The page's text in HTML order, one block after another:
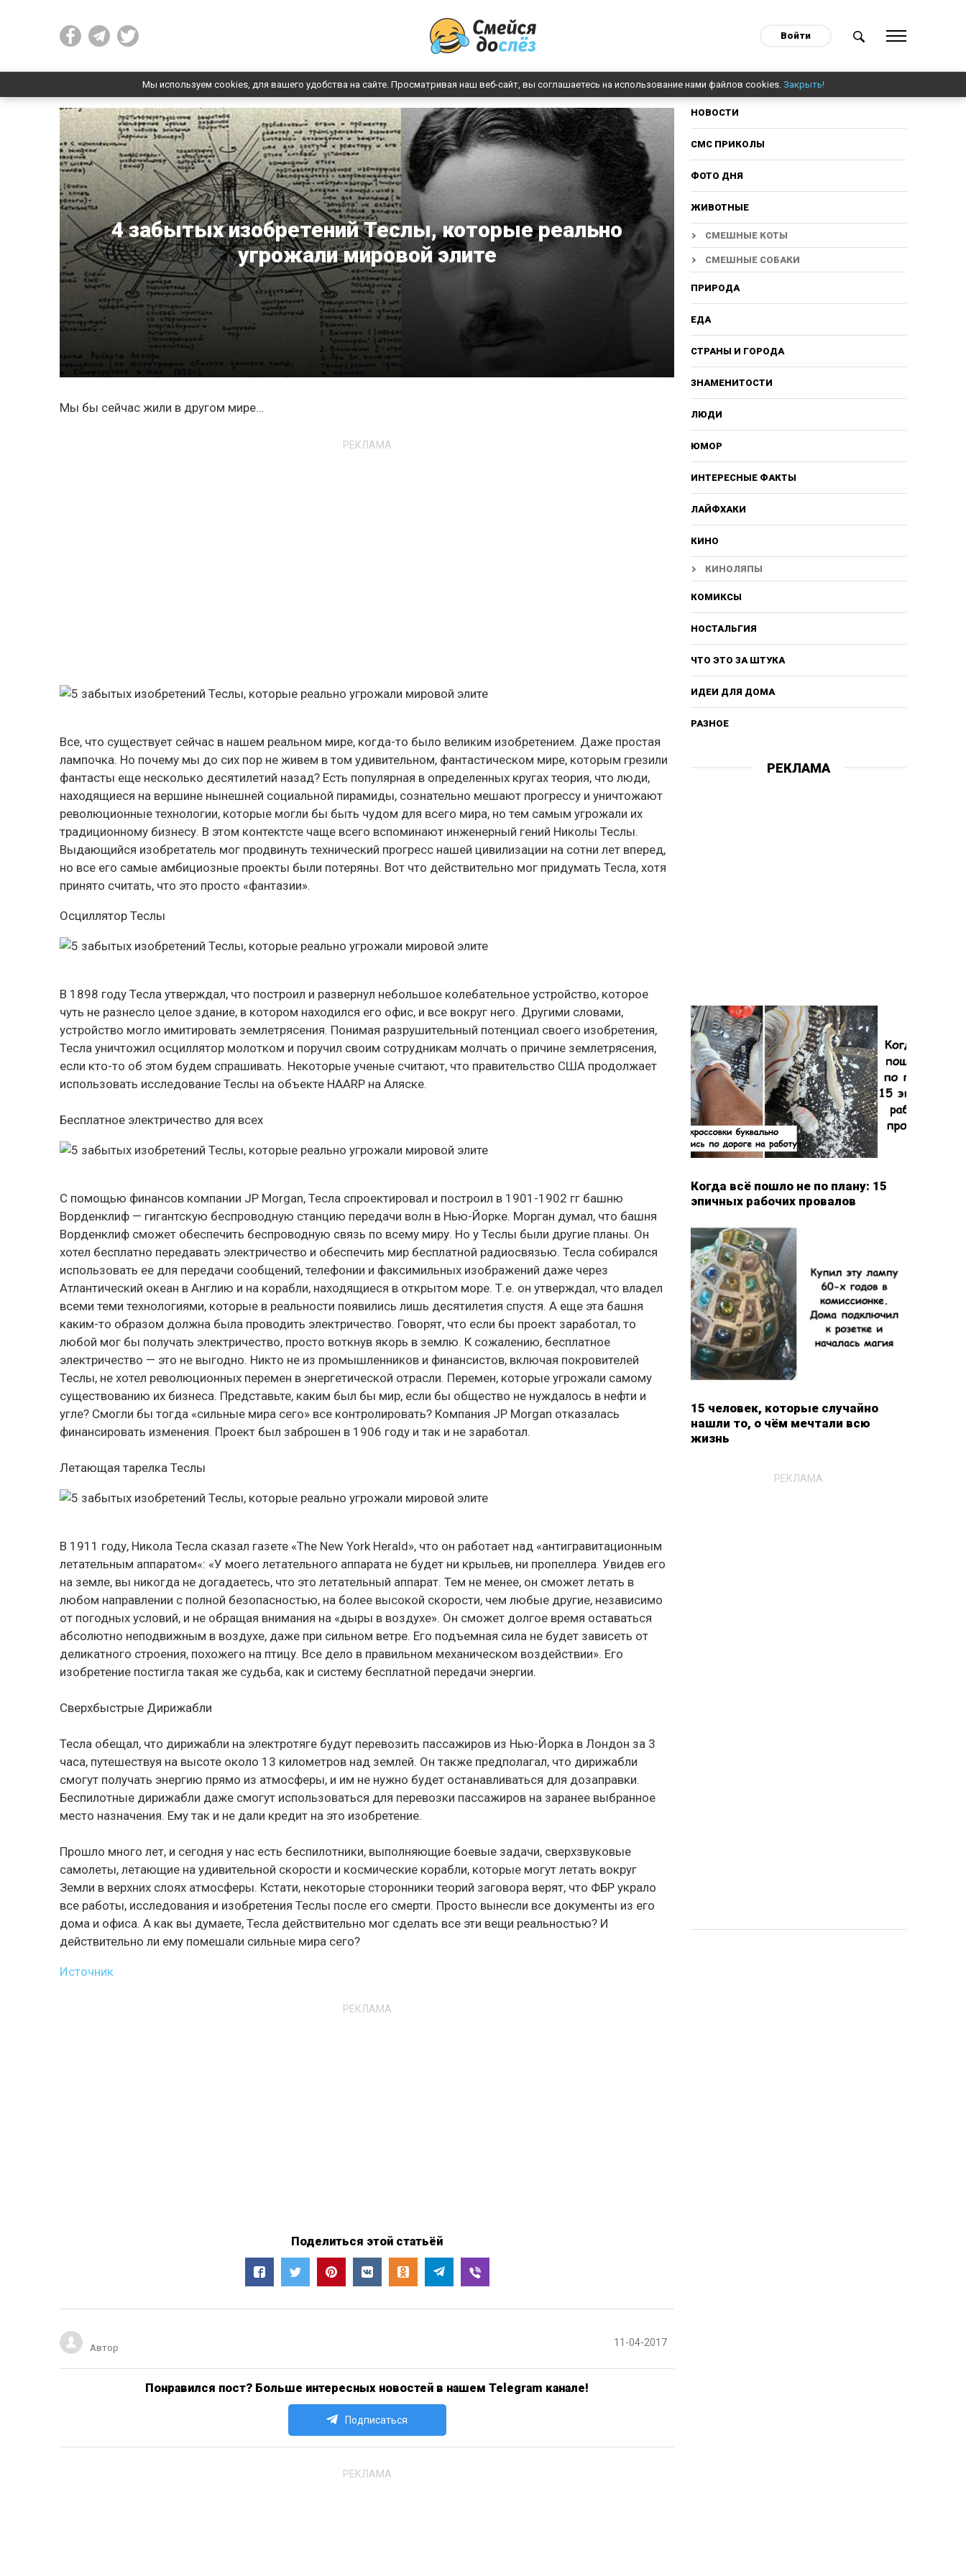
Войти
Мы используем cookies, для вашего удобства на сайте. Просматривая наш веб-сайт, вы соглашаетесь на использование нами файлов cookies. Закрыть!
4 забытых изобретений Теслы, которые реально
угрожали мировой элите
Мы бы сейчас жили в другом мире…
РЕКЛАМА
Все, что существует сейчас в нашем реальном мире, когда-то было великим изобретением. Даже простая
лампочка. Но почему мы до сих пор не живем в том удивительном, фантастическом мире, которым грезили
фантасты еще несколько десятилетий назад? Есть популярная в определенных кругах теория, что люди,
находящиеся на вершине нынешней социальной пирамиды, сознательно мешают прогрессу и уничтожают
революционные технологии, которые могли бы быть чудом для всего мира, но тем самым угрожали их
традиционному бизнесу. В этом контектсте чаще всего вспоминают инженерный гений Николы Теслы.
Выдающийся изобретатель мог продвинуть технический прогресс нашей цивилизации на сотни лет вперед,
но все его самые амбициозные проекты были потеряны. Вот что действительно мог придумать Тесла, хотя
принято считать, что это просто «фантазии».
Осциллятор Теслы
В 1898 году Тесла утверждал, что построил и развернул небольшое колебательное устройство, которое
чуть не разнесло целое здание, в котором находился его офис, и все вокруг него. Другими словами,
устройство могло имитировать землетрясения. Понимая разрушительный потенциал своего изобретения,
Тесла уничтожил осциллятор молотком и поручил своим сотрудникам молчать о причине землетрясения,
если кто-то об этом будем спрашивать. Некоторые ученые считают, что правительство США продолжает
использовать исследование Теслы на объекте HAARP на Аляске.
Бесплатное электричество для всех
С помощью финансов компании JP Morgan, Тесла спроектировал и построил в 1901-1902 гг башню
Ворденклиф — гигантскую беспроводную станцию передачи волн в Нью-Йорке. Морган думал, что башня
Ворденклиф сможет обеспечить беспроводную связь по всему миру. Но у Теслы были другие планы. Он
хотел бесплатно передавать электричество и обеспечить мир бесплатной радиосвязью. Тесла собирался
использовать ее для передачи сообщений, телефонии и факсимильных изображений даже через
Атлантический океан в Англию и на корабли, находящиеся в открытом море. Т.е. он утверждал, что владел
всеми теми технологиями, которые в реальности появились лишь десятилетия спустя. А еще эта башня
каким-то образом должна была проводить электричество. Говорят, что если бы проект заработал, то
любой мог бы получать электричество, просто воткнув якорь в землю. К сожалению, бесплатное
электричество — это не выгодно. Никто не из промышленников и финансистов, включая покровителей
Теслы, не хотел революционных перемен в энергетической отрасли. Перемен, которые угрожали самому
существованию их бизнеса. Представьте, каким был бы мир, если бы общество не нуждалось в нефти и
угле? Смогли бы тогда «сильные мира сего» все контролировать? Компания JP Morgan отказалась
финансировать изменения. Проект был заброшен в 1906 году и так и не заработал.
Летающая тарелка Теслы
В 1911 году, Никола Тесла сказал газете «The New York Herald», что он работает над «антигравитационным
летательным аппаратом«: «У моего летательного аппарата не будет ни крыльев, ни пропеллера. Увидев его
на земле, вы никогда не догадаетесь, что это летательный аппарат. Тем не менее, он сможет летать в
любом направлении с полной безопасностью, на более высокой скорости, чем любые другие, независимо
от погодных условий, и не обращая внимания на «дыры в воздухе». Он сможет долгое время оставаться
абсолютно неподвижным в воздухе, даже при сильном ветре. Его подъемная сила не будет зависеть от
деликатного строения, похожего на птицу. Все дело в правильном механическом воздействии». Его
изобретение постигла такая же судьба, как и систему бесплатной передачи энергии.
Сверхбыстрые Дирижабли
Тесла обещал, что дирижабли на электротяге будут перевозить пассажиров из Нью-Йорка в Лондон за 3
часа, путешествуя на высоте около 13 километров над землей. Он также предполагал, что дирижабли
смогут получать энергию прямо из атмосферы, и им не нужно будет останавливаться для дозаправки.
Беспилотные дирижабли даже смогут использоваться для перевозки пассажиров на заранее выбранное
место назначения. Ему так и не дали кредит на это изобретение.
Прошло много лет, и сегодня у нас есть беспилотники, выполняющие боевые задачи, сверхзвуковые
самолеты, летающие на удивительной скорости и космические корабли, которые могут летать вокруг
Земли в верхних слоях атмосферы. Кстати, некоторые сторонники теорий заговора верят, что ФБР украло
все работы, исследования и изобретения Теслы после его смерти. Просто вынесли все документы из его
дома и офиса. А как вы думаете, Тесла действительно мог сделать все эти вещи реальностью? И
действительно ли ему помешали сильные мира сего?
Источник
РЕКЛАМА
Поделиться этой статьёй
Автор 11-04-2017
Понравился пост? Больше интересных новостей в нашем Telegram канале!
Подписаться
РЕКЛАМА
НОВОСТИ
СМС ПРИКОЛЫ
ФОТО ДНЯ
ЖИВОТНЫЕ
СМЕШНЫЕ КОТЫ
СМЕШНЫЕ СОБАКИ
ПРИРОДА
ЕДА
СТРАНЫ И ГОРОДА
ЗНАМЕНИТОСТИ
ЛЮДИ
ЮМОР
ИНТЕРЕСНЫЕ ФАКТЫ
ЛАЙФХАКИ
КИНО
КИНОЛЯПЫ
КОМИКСЫ
НОСТАЛЬГИЯ
ЧТО ЭТО ЗА ШТУКА
ИДЕИ ДЛЯ ДОМА
РАЗНОЕ
РЕКЛАМА
Когда всё пошло не по плану: 15
эпичных рабочих провалов
15 человек, которые случайно
нашли то, о чём мечтали всю
жизнь
РЕКЛАМА